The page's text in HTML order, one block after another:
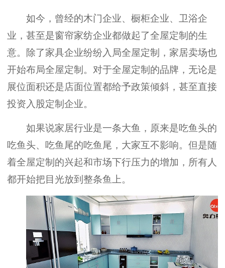
如今，曾经的木门企业、橱柜企业、卫浴企
业，甚至是窗帘家纺企业都做起了全屋定制的生
意。除了家具企业纷纷入局全屋定制，家居卖场也
开始布局全屋定制。对于全屋定制的品牌，无论是
展位面积还是店面位置都给予政策倾斜，甚至直接
投资入股定制企业。
如果说家居行业是一条大鱼，原来是吃鱼头的
吃鱼头、吃鱼尾的吃鱼尾，大家互不影响。但是随
着全屋定制的兴起和市场下行压力的增加，所有人
都开始把目光放到整条鱼上。